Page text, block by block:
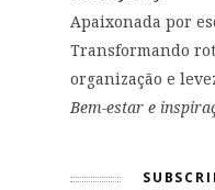
Apaixonada por
Transformando
organização e
Bem-estar e